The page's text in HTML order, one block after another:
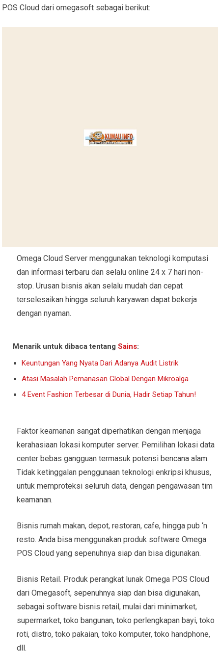
POS Cloud dari omegasoft sebagai berikut:
Omega Cloud Server menggunakan teknologi komputasi
dan informasi terbaru dan selalu online 24 x 7 hari non-
stop. Urusan bisnis akan selalu mudah dan cepat
terselesaikan hingga seluruh karyawan dapat bekerja
dengan nyaman.
Menarik untuk dibaca tentangSains:
Keuntungan Yang Nyata Dari Adanya Audit Listrik
Atasi Masalah Pemanasan Global Dengan Mikroalga
4 Event Fashion Terbesar di Dunia, Hadir Setiap Tahun!
Faktor keamanan sangat diperhatikan dengan menjaga
kerahasiaan lokasi komputer server. Pemilihan lokasi data
center bebas gangguan termasuk potensi bencana alam.
Tidak ketinggalan penggunaan teknologi enkripsi khusus,
untuk memproteksi seluruh data, dengan pengawasan tim
keamanan.
Bisnis rumah makan, depot, restoran, cafe, hingga pub ‘n
resto. Anda bisa menggunakan produk software Omega
POS Cloud yang sepenuhnya siap dan bisa digunakan.
Bisnis Retail. Produk perangkat lunak Omega POS Cloud
dari Omegasoft, sepenuhnya siap dan bisa digunakan,
sebagai software bisnis retail, mulai dari minimarket,
supermarket, toko bangunan, toko perlengkapan bayi, toko
roti, distro, toko pakaian, toko komputer, toko handphone,
dll.